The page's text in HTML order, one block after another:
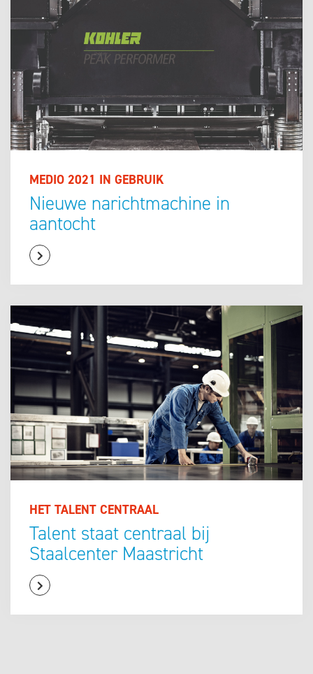
MEDIO 2021 IN GEBRUIK
Nieuwe narichtmachine in
aantocht
HET TALENT CENTRAAL
Talent staat centraal bij
Staalcenter Maastricht